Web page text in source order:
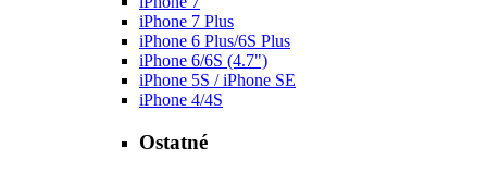
iPhone 7 Plus
iPhone 6 Plus/6S Plus
iPhone 6/6S (4.7")
iPhone 5S / iPhone SE
iPhone 4/4S
Ostatné